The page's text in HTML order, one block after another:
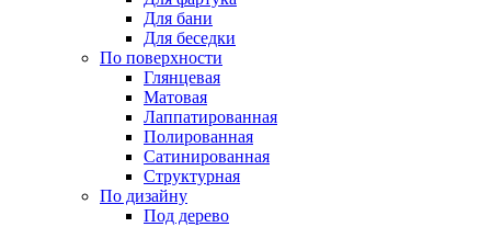
Для бани
Для беседки
По поверхности
Глянцевая
Матовая
Лаппатированная
Полированная
Сатинированная
Структурная
По дизайну
Под дерево